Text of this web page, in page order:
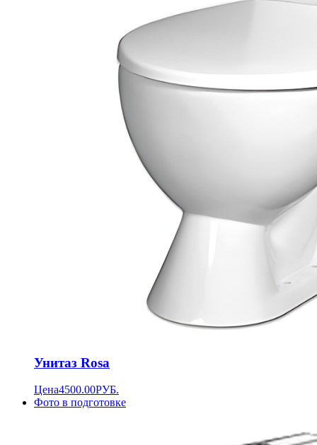
Унитаз Rosa
Цена4500.00РУБ.
Фото в подготовке